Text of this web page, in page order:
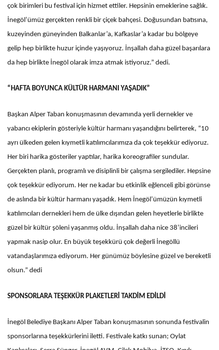
çok birimleri bu festival için hizmet ettiler. Hepsinin emeklerine sağlık.
İnegöl’ümüz gerçekten renkli bir çiçek bahçesi. Doğusundan batısına,
kuzeyinden güneyinden Balkanlar’a, Kafkaslar’a kadar bu bölgeye
gelip hep birlikte huzur içinde yaşıyoruz. İnşallah daha güzel başarılara
da hep birlikte İnegöl olarak imza atmak istiyoruz.” dedi.
“HAFTA BOYUNCA KÜLTÜR HARMANI YAŞADIK”
Başkan Alper Taban konuşmasının devamında yerli dernekler ve
yabancı ekiplerin gösteriyle kültür harmanı yaşandığını belirterek, “10
ayrı ülkeden gelen kıymetli katılımcılarımıza da çok teşekkür ediyoruz.
Her biri harika gösteriler yaptılar, harika koreografiler sundular.
Gerçekten planlı, programlı ve disiplinli bir çalışma sergilediler. Hepsine
çok teşekkür ediyorum. Her ne kadar bu etkinlik eğlenceli gibi görünse
de aslında bir kültür harmanı yaşadık. Hem İnegöl’ümüzün kıymetli
katılımcıları dernekleri hem de ülke dışından gelen heyetlerle birlikte
güzel bir kültür şöleni yaşanmış oldu. İnşallah daha nice 38’incileri
yapmak nasip olur. En büyük teşekkürü çok değerli İnegöllü
vatandaşlarımıza ediyorum. Her günümüz böylesine güzel ve bereketli
olsun.” dedi
SPONSORLARA TEŞEKKÜR PLAKETLERİ TAKDİM EDİLDİ
İnegöl Belediye Başkanı Alper Taban konuşmasının sonunda festivalin
sponsorlarına teşekkürlerini iletti. Festivale katkı sunan; Oylat